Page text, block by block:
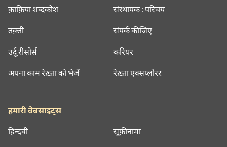
क़ाफ़िया शब्दकोश
तक़्ती
उर्दू रीसोर्स
अपना काम रेख़्ता को भेजें
संस्थापक : परिचय
संपर्क कीजिए
करियर
रेख़्ता एक्सप्लोरर
हमारी वेबसाइट्स
हिन्दवी सूफ़ीनामा